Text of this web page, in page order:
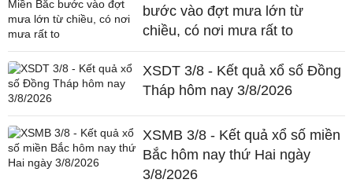
bước vào đợt mưa lớn từ
chiều, có nơi mưa rất to
XSDT 3/8 - Kết quả xổ số Đồng
Tháp hôm nay 3/8/2026
XSMB 3/8 - Kết quả xổ số miền
Bắc hôm nay thứ Hai ngày
3/8/2026